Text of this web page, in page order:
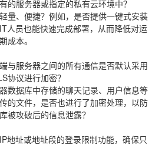
的服务器或指定的私有云环境中？
量、便捷？例如，是否提供一键式安装
人员也能快速完成部署，从而降低对运
成本。
与服务器之间的所有通信是否默认采用
协议进行加密？
数据库中存储的聊天记录、用户信息等
的文件，是否也进行了加密处理，以防
被攻破后的信息泄露？
地址或地址段的登录限制功能，确保只